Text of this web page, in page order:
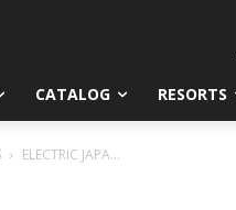
CATALOG RESORTS
ELECTRIC JAPA...